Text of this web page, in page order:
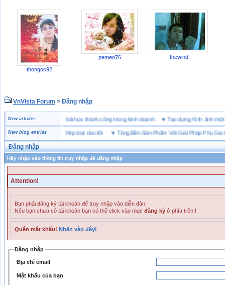
thongoc92
pemeo76 thewind.
VnVista Forum > Đăng nhập
New articles
biệt” của Microsoft ♥4 bài học thành công trong kinh doanh♥Tạo dựng hình
New blog entries
hộ lót Kevlar và lót thép loại nào tốt♥ Tăng Bền Sản Phẩm Với Giải Pháp Phụ Gia
Đăng nhập
Hãy nhập vào thông tin truy nhập để đăng nhập
Attention!
Bạn phải đăng ký tài khoản để truy nhập vào diễn đàn.
Nếu bạn chưa có tài khoản bạn có thể click vào mục đăng ký ở phía trên !
Quên mật khẩu! Nhấn vào đây!
Đăng nhập
Địa chỉ email
Mật khẩu của bạn